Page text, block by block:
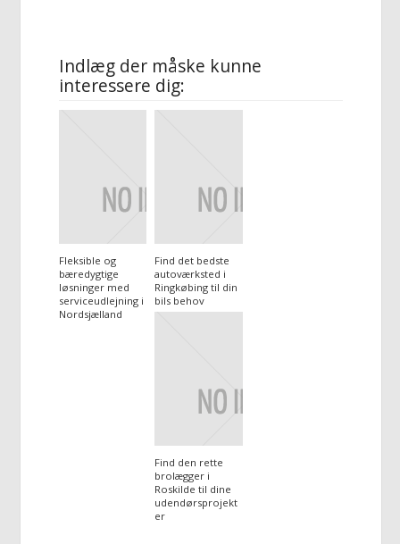
Indlæg der måske kunne
interessere dig:
Fleksible og
bæredygtige
løsninger med
serviceudlejning i
Nordsjælland
Find det bedste
autoværksted i
Ringkøbing til din
bils behov
Find den rette
brolægger i
Roskilde til dine
udendørsprojekt
er